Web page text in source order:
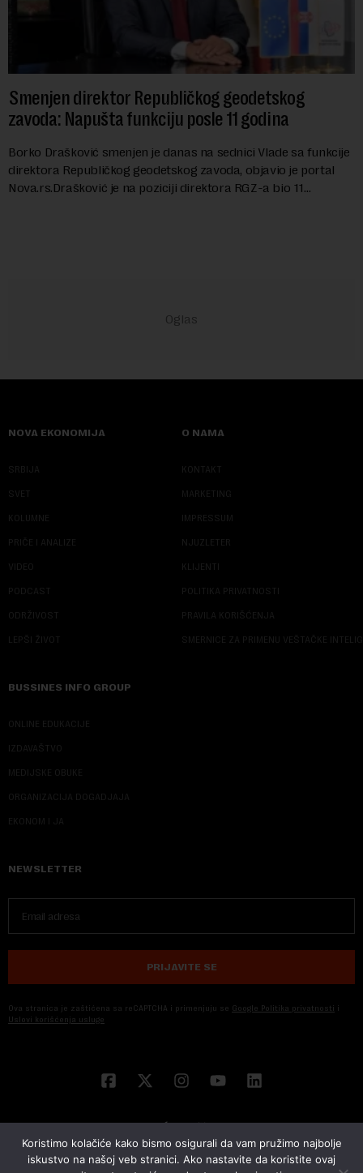
Smenjen direktor Republičkog geodetskog
zavoda: Napušta funkciju posle 11 godina
Borko Drašković smenjen je danas na sednici Vlade sa funkcije
direktora Republičkog geodetskog zavoda, objavio je portal
Nova.rs.Drašković je na poziciji direktora RGZ-a bio 11
NOVA EKONOMIJA
SRBIJA
SVET
KOLUMNE
PRIČE I ANALIZE
VIDEO
PODCAST
ODRŽIVOST
LEPŠI ŽIVOT
O NAMA
KONTAKT
MARKETING
IMPRESSUM
NJUZLETER
KLIJENTI
POLITIKA PRIVATNOSTI
PRAVILA KORIŠĆENJA
SMERNICE ZA PRIMENU VEŠTAČKE
BUSSINES INFO GROUP
ONLINE EDUKACIJE
IZDAVAŠTVO
MEDIJSKE OBUKE
ORGANIZACIJA DOGADJAJA
EKONOM I JA
NEWSLETTER
PRIJAVITE SE
Ova stranica je zaštićena sa reCAPTCHA i primenjuju se Google Politika privatnosti i
Uslovi korišćenja usluge
Koristimo kolačiće kako bismo osigurali da vam pružimo najbolje
iskustvo na našoj veb stranici. Ako nastavite da koristite ovaj